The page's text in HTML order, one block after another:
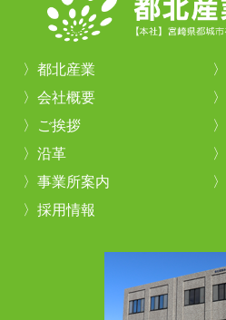
都北産業
会社概要
ご挨拶
沿革
事業所案内
採用情報